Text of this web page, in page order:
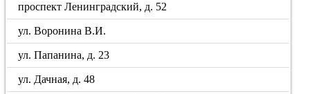
проспект Ленинградский, д. 52
ул. Воронина В.И.
ул. Папанина, д. 23
ул. Дачная, д. 48